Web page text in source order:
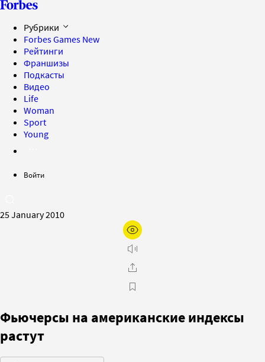
Рубрики
Forbes Games New
Рейтинги
Франшизы
Подкасты
Видео
Life
Woman
Sport
Young
Войти
25 January 2010
Фьючерсы на американские индексы
растут